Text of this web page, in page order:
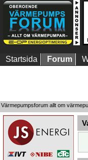
Startsida Forum
Värmepumpsforum allt om